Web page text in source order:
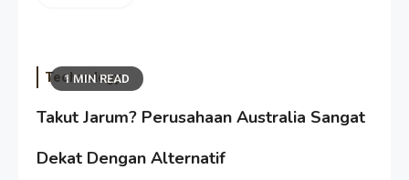
1 MIN READ
Technology
Takut Jarum? Perusahaan Australia Sangat
Dekat Dengan Alternatif